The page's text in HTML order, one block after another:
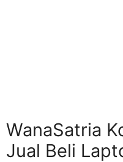
WanaSatria
Jual Beli